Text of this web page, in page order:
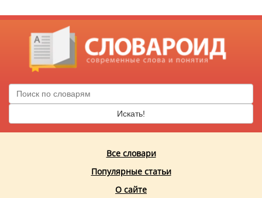
Искать!
Все словари
Популярные статьи
О сайте